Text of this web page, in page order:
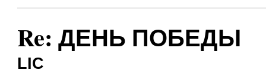
Re: ДЕНЬ ПОБЕДЫ
LIC